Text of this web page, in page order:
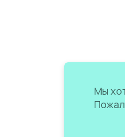
Мы